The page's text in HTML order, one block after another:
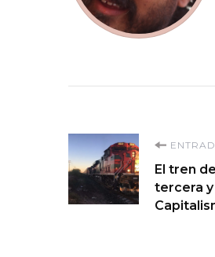
de
El tren
tercera